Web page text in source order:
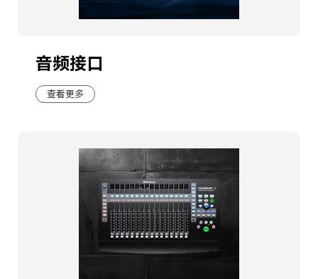
音频接口
查看更多